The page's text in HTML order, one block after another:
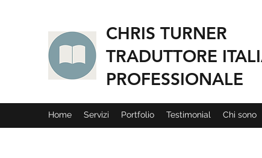
CHRIS TURNER
TRADUTTORE
PROFESSIONALE
Home Servizi Portfolio Testimonial Chi sono